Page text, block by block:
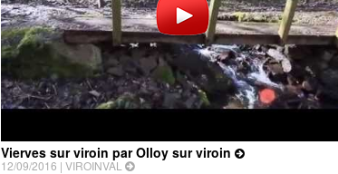
Vierves sur viroin par Olloy sur viroin
12/09/2016 | VIROINVAL